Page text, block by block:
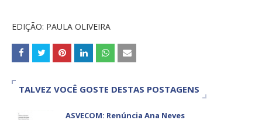
EDIÇÃO: PAULA OLIVEIRA
TALVEZ VOCÊ GOSTE DESTAS POSTAGENS
ASVECOM: Renúncia Ana Neves